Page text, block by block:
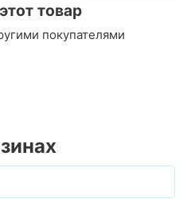
товар
покупателями